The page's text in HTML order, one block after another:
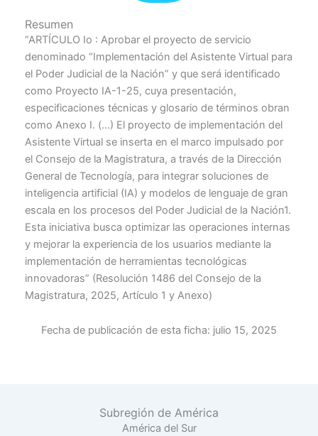
Resumen
“ARTÍCULO Io : Aprobar el proyecto de servicio
denominado “Implementación del Asistente Virtual para
el Poder Judicial de la Nación” y que será identificado
como Proyecto IA-1-25, cuya presentación,
especificaciones técnicas y glosario de términos obran
como Anexo I. (…) El proyecto de implementación del
Asistente Virtual se inserta en el marco impulsado por
el Consejo de la Magistratura, a través de la Dirección
General de Tecnología, para integrar soluciones de
inteligencia artificial (IA) y modelos de lenguaje de gran
escala en los procesos del Poder Judicial de la Nación1.
Esta iniciativa busca optimizar las operaciones internas
y mejorar la experiencia de los usuarios mediante la
implementación de herramientas tecnológicas
innovadoras” (Resolución 1486 del Consejo de la
Magistratura, 2025, Artículo 1 y Anexo)
Fecha de publicación de esta ficha: julio 15, 2025
Subregión de América
América del Sur